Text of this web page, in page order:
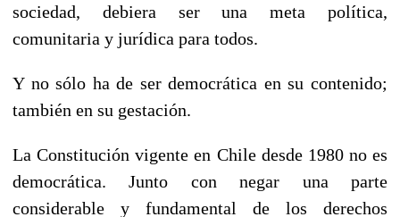
sociedad, debiera ser una meta política,
comunitaria y jurídica para todos.
Y no sólo ha de ser democrática en su contenido;
también en su gestación.
La Constitución vigente en Chile desde 1980 no es
democrática. Junto con negar una parte
considerable y fundamental de los derechos